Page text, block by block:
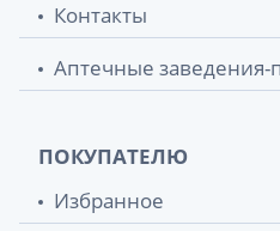
Контакты
Аптечные заведения-
ПОКУПАТЕЛЮ
Избранное